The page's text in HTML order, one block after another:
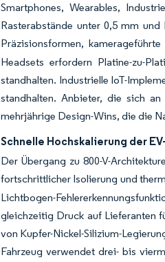
Smartphones, Wearables,
Rasterabstände unter 0,5 mm
Präzisionsformen,
Headsets erfordern Platine-zu-
standhalten. Industrielle IoT-
standhalten. Anbieter, die sich
mehrjährige Design-Wins, die die
Schnelle Hochskalierung der
Der Übergang zu 800-V-
fortschrittlicher Isolierung und
Lichtbogen-
gleichzeitig Druck auf Lieferanten
von Kupfer-Nickel-Silizium-
Fahrzeug verwendet drei- bis